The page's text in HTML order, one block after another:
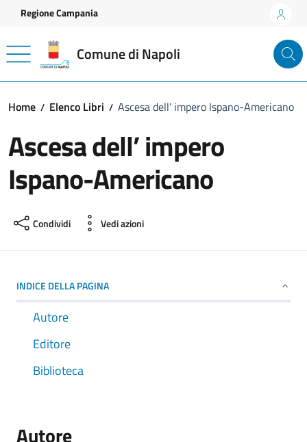
Vai ai contenuti
Vai al footer
Regione Campania
Comune di Napoli
Home Elenco Libri Ascesa dell’ impero Ispano-Americano
Ascesa dell’ impero
Ispano-Americano
Condividi Vedi azioni
INDICE DELLA PAGINA
Autore
Editore
Biblioteca
Autore